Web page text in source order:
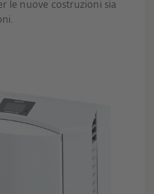
le nuove costruzioni sia